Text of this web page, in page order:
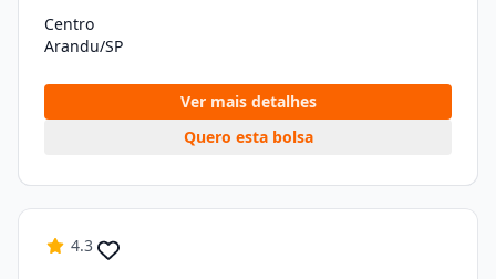
Centro
Arandu/SP
Ver mais detalhes
Quero esta bolsa
4.3